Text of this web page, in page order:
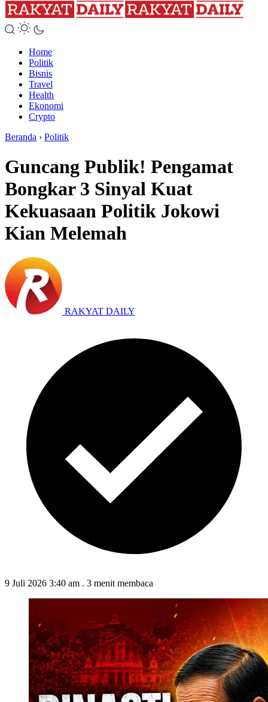
Home
Politik
Bisnis
Travel
Health
Ekonomi
Crypto
Beranda › Politik
Guncang Publik! Pengamat
Bongkar 3 Sinyal Kuat
Kekuasaan Politik Jokowi
Kian Melemah
RAKYAT DAILY
9 Juli 2026 3:40 am . 3 menit membaca